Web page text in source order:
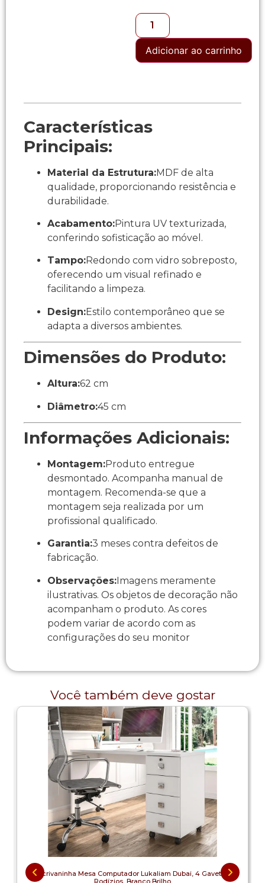
Adicionar ao carrinho
Características
Principais:
Material da Estrutura:MDF de alta
qualidade, proporcionando resistência e
durabilidade.
Acabamento:Pintura UV texturizada,
conferindo sofisticação ao móvel.
Tampo:Redondo com vidro sobreposto,
oferecendo um visual refinado e
facilitando a limpeza.
Design:Estilo contemporâneo que se
adapta a diversos ambientes.
Dimensões do Produto:
Altura:62 cm
Diâmetro:45 cm
Informações Adicionais:
Montagem:Produto entregue
desmontado. Acompanha manual de
montagem. Recomenda-se que a
montagem seja realizada por um
profissional qualificado.
Garantia:3 meses contra defeitos de
fabricação.
Observações:Imagens meramente
ilustrativas. Os objetos de decoração não
acompanham o produto. As cores
podem variar de acordo com as
configurações do seu monitor
Você também deve gostar
Escrivaninha Mesa Computador Lukaliam Dubai, 4 Gavetas,
Rodízios, Branco Brilho